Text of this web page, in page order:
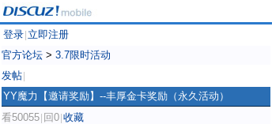
登录 立即注册
官方论坛 > 3.7限时活动
发帖
YY魔力【邀请奖励】--丰厚金卡奖励（永久活动）
看50055 回0 收藏